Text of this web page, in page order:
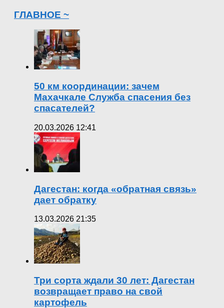
ГЛАВНОЕ ~
50 км координации: зачем
Махачкале Служба спасения без
спасателей?
20.03.2026 12:41
Дагестан: когда «обратная связь»
дает обратку
13.03.2026 21:35
Три сорта ждали 30 лет: Дагестан
возвращает право на свой
картофель